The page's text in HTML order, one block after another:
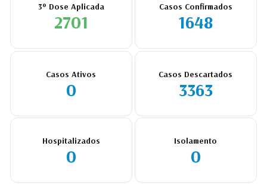
3º Dose Aplicada
2701
Casos Confirmados
1648
Casos Ativos
0
Hospitalizados
0
Casos Descartados
3363
Isolamento
0